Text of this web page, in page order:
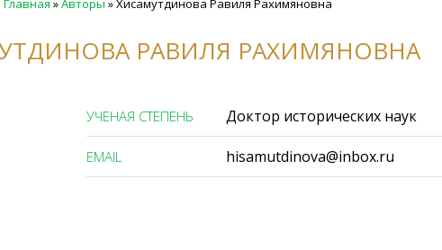
Главная »Авторы »Хисамутдинова Равиля Рахимяновна
РАВИЛЯ РАХИМЯНОВНА
УЧЕНАЯ СТЕПЕНЬ Доктор исторических наук
ЕMAIL hisamutdinova@inbox.ru